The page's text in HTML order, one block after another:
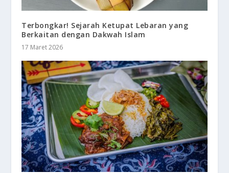
Terbongkar! Sejarah Ketupat Lebaran yang
Berkaitan dengan Dakwah Islam
17 Maret 2026